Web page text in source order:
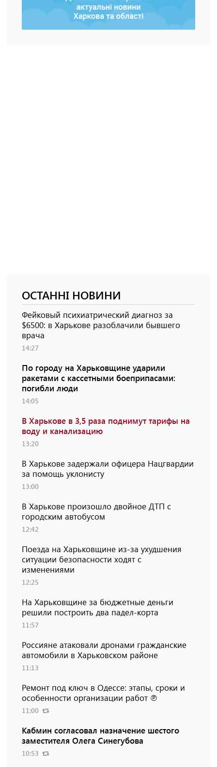
ОСТАННІ НОВИНИ
Фейковый психиатрический диагноз за
$6500: в Харькове разоблачили бывшего
врача
14:27
По городу на Харьковщине ударили
ракетами с кассетными боеприпасами:
погибли люди
14:05
В Харькове в 3,5 раза поднимут тарифы на
воду и канализацию
13:20
В Харькове задержали офицера Нацгвардии
за помощь уклонисту
13:00
В Харькове произошло двойное ДТП с
городским автобусом
12:42
Поезда на Харьковщине из-за ухудшения
ситуации безопасности ходят с
изменениями
12:25
На Харьковщине за бюджетные деньги
решили построить два падел-корта
11:57
Россияне атаковали дронами гражданские
автомобили в Харьковском районе
11:13
Ремонт под ключ в Одессе: этапы, сроки и
особенности организации работ ℗
11:00
Кабмин согласовал назначение шестого
заместителя Олега Синегубова
10:53